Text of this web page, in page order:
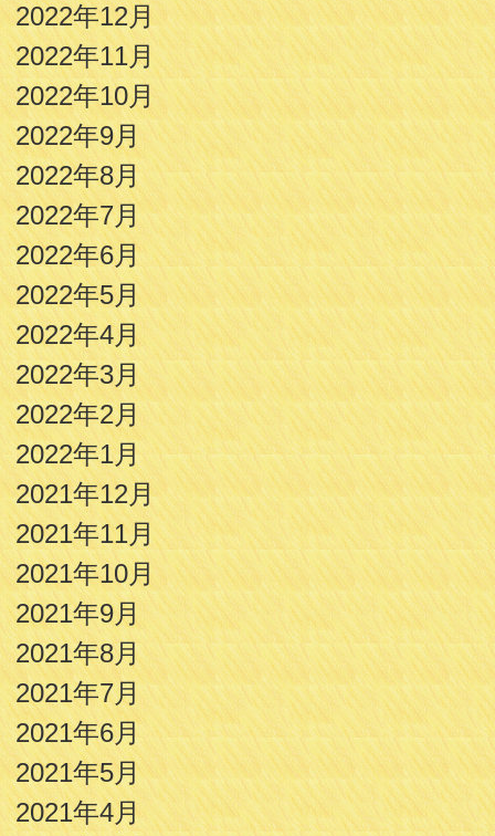
2022年12月
2022年11月
2022年10月
2022年9月
2022年8月
2022年7月
2022年6月
2022年5月
2022年4月
2022年3月
2022年2月
2022年1月
2021年12月
2021年11月
2021年10月
2021年9月
2021年8月
2021年7月
2021年6月
2021年5月
2021年4月